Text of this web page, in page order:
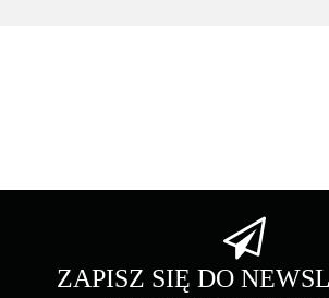
Brother
ZAPISZ SIĘ DO